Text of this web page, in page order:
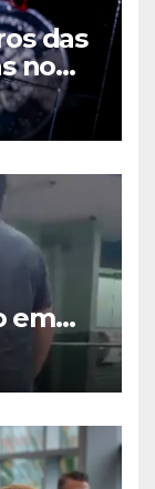
das
no
em